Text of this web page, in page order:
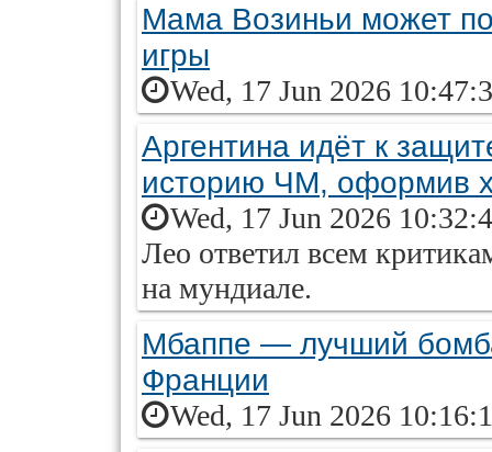
Мама Возиньи может
игры
Wed, 17 Jun 2026
Аргентина идёт к
историю ЧМ, оформив
Wed, 17 Jun 2026
Лео ответил всем
на мундиале.
Мбаппе — лучший
Франции
Wed, 17 Jun 2026